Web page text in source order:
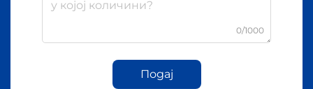
0/1000
Подај